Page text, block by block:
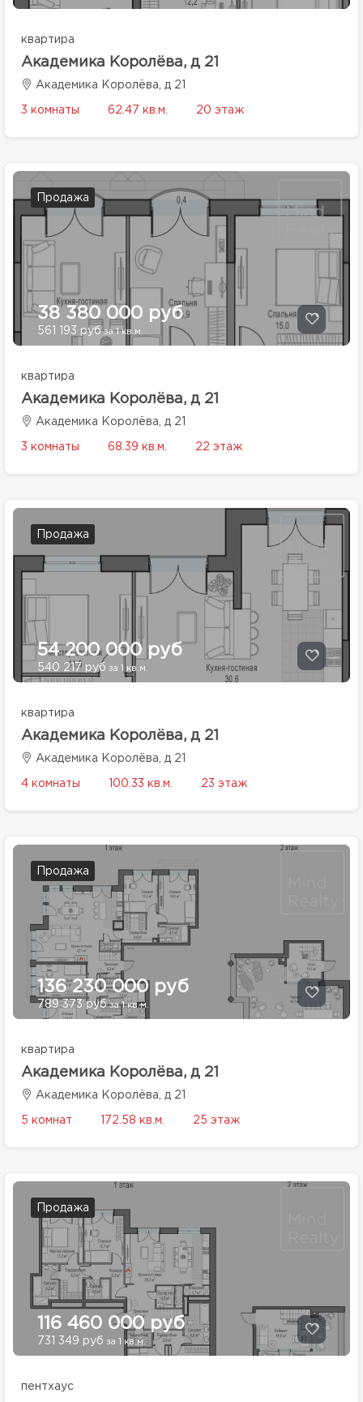
квартира
Академика Королёва, д 21
Академика Королёва, д 21
3 комнаты 62.47 кв.м. 20 этаж
Продажа
38 380 000 руб
561 193 рубза 1 кв.м.
квартира
Академика Королёва, д 21
Академика Королёва, д 21
3 комнаты 68.39 кв.м. 22 этаж
Продажа
54 200 000 руб
540 217 руб за 1 кв.м.
квартира
Академика Королёва, д 21
Академика Королёва, д 21
4 комнаты 100.33 кв.м. 23 этаж
Продажа
136 230 000 руб
789 373 рубза 1 кв.м.
квартира
Академика Королёва, д 21
Академика Королёва, д 21
5 комнат 172.58 кв.м. 25 этаж
Продажа
116 460 000 руб
731 349 руб за 1 кв.м.
пентхаус